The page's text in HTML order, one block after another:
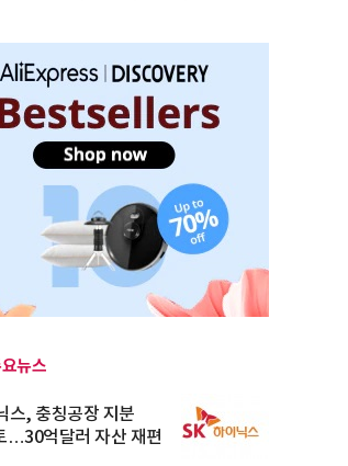
뉴스
스, 충칭공장 지분
…30억달러 자산 재편